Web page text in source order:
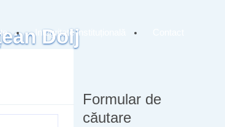
Dolj
Integritate instituțională
Formular de
căutare